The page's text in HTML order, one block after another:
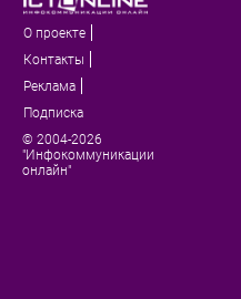
О проекте
Контакты
Реклама
Подписка
© 2004-2026
"Инфокоммуникации
онлайн"